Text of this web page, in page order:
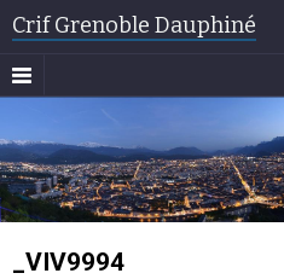
Crif Grenoble Dauphiné
_VIV9994